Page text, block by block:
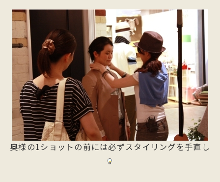
奥様の1ショットの前には必ずスタイリングを手直し